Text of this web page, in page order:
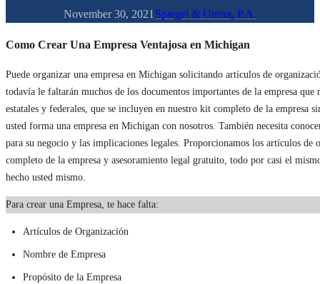
November 30, 2021 Spiegel & Utrera, P.A.
Como Crear Una Empresa Ventajosa en Michigan
Puede organizar una empresa en Michigan solicitando artículos de
todavía le faltarán muchos de los documentos importantes de la empresa que
estatales y federales, que se incluyen en nuestro kit completo de la empresa
usted forma una empresa en Michigan con nosotros. También necesita
para su negocio y las implicaciones legales. Proporcionamos los artículos de
completo de la empresa y asesoramiento legal gratuito, todo por casi el
hecho usted mismo.
Para crear una Empresa, te hace falta:
Artículos de Organización
Nombre de Empresa
Propósito de la Empresa